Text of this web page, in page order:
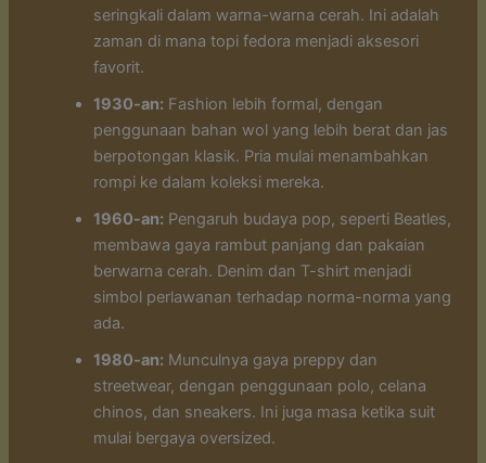
seringkali dalam warna-warna cerah. Ini adalah
zaman di mana topi fedora menjadi aksesori
favorit.
1930-an: Fashion lebih formal, dengan
penggunaan bahan wol yang lebih berat dan jas
berpotongan klasik. Pria mulai menambahkan
rompi ke dalam koleksi mereka.
1960-an: Pengaruh budaya pop, seperti Beatles,
membawa gaya rambut panjang dan pakaian
berwarna cerah. Denim dan T-shirt menjadi
simbol perlawanan terhadap norma-norma yang
ada.
1980-an: Munculnya gaya preppy dan
streetwear, dengan penggunaan polo, celana
chinos, dan sneakers. Ini juga masa ketika suit
mulai bergaya oversized.